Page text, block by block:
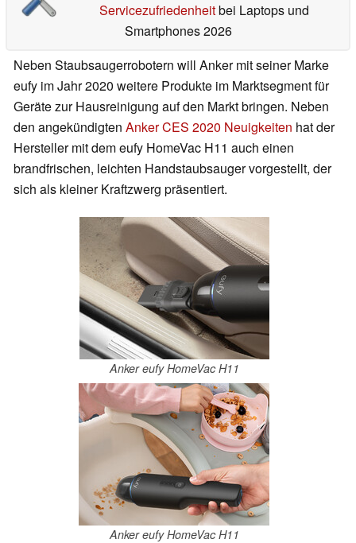
Servicezufriedenheitbei Laptops und
Smartphones 2026
Neben Staubsaugerrobotern will Anker mit seiner Marke
eufy im Jahr 2020 weitere Produkte im Marktsegment für
Geräte zur Hausreinigung auf den Markt bringen. Neben
den angekündigten Anker CES 2020 Neuigkeiten hat der
Hersteller mit dem eufy HomeVac H11 auch einen
brandfrischen, leichten Handstaubsauger vorgestellt, der
sich als kleiner Kraftzwerg präsentiert.
Anker eufy HomeVac H11
Anker eufy HomeVac H11